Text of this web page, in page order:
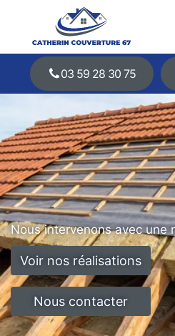
03 59 28 30 75
Nous intervenons avec une
Voir nos réalisations
Nous contacter